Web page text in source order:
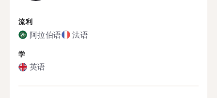
流利
阿拉伯语 法语
学
英语